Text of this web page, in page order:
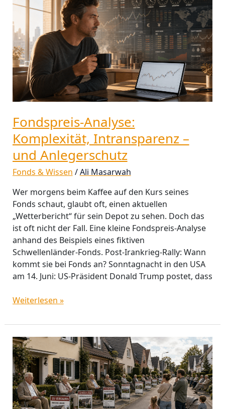
Fondspreis-Analyse:
Komplexität, Intransparenz –
und Anlegerschutz
Fonds & Wissen /Ali Masarwah
Wer morgens beim Kaffee auf den Kurs seines
Fonds schaut, glaubt oft, einen aktuellen
„Wetterbericht“ für sein Depot zu sehen. Doch das
ist oft nicht der Fall. Eine kleine Fondspreis-Analyse
anhand des Beispiels eines fiktiven
Schwellenländer‑Fonds. Post-Irankrieg-Rally: Wann
kommt sie bei Fonds an? Sonntagnacht in den USA
am 14. Juni: US-Präsident Donald Trump postet, dass
Analyse:
Komplexität,
Intransparenz
und
Anlegerschutz
Weiterlesen »
Immobilien-
Anleger
in
der
Demografie-
Falle